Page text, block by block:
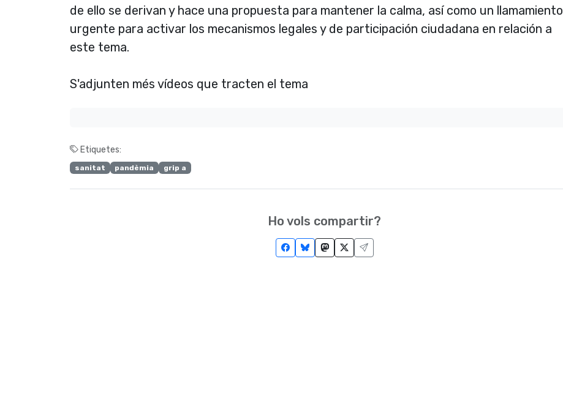
de ello se derivan y hace una propuesta para mantener la calma, así­ como un llamamiento
urgente para activar los mecanismos legales y de participación ciudadana en relación a
este tema.
S'adjunten més ví­deos que tracten el tema
Etiquetes:
sanitat pandèmia grip a
Ho vols compartir?